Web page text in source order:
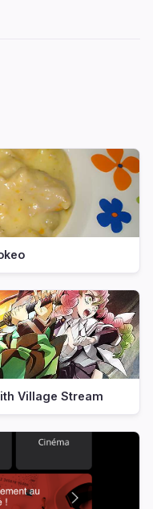
Village Stream